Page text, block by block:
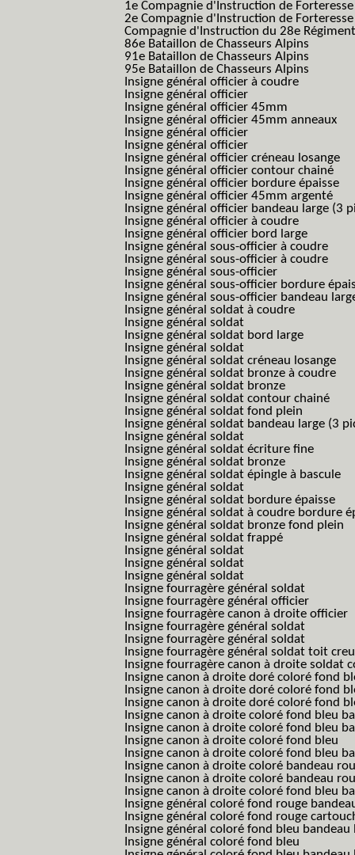
1e Compagnie d'Instruction de
2e Compagnie d'Instruction de
Compagnie d'Instruction du 28e
86e Bataillon de Chasseurs Alpins
91e Bataillon de Chasseurs Alpins
95e Bataillon de Chasseurs Alpins
Insigne général officier à coudre
Insigne général officier
Insigne général officier 45mm
Insigne général officier 45mm anneaux
Insigne général officier
Insigne général officier
Insigne général officier créneau losange
Insigne général officier contour chainé
Insigne général officier bordure épaisse
Insigne général officier 45mm argenté
Insigne général officier bandeau large (3
Insigne général officier à coudre
Insigne général officier bord large
Insigne général sous-officier à coudre
Insigne général sous-officier à coudre
Insigne général sous-officier
Insigne général sous-officier bordure
Insigne général sous-officier bandeau
Insigne général soldat à coudre
Insigne général soldat
Insigne général soldat bord large
Insigne général soldat
Insigne général soldat créneau losange
Insigne général soldat bronze à coudre
Insigne général soldat bronze
Insigne général soldat contour chainé
Insigne général soldat fond plein
Insigne général soldat bandeau large (3
Insigne général soldat
Insigne général soldat écriture fine
Insigne général soldat bronze
Insigne général soldat épingle à bascule
Insigne général soldat
Insigne général soldat bordure épaisse
Insigne général soldat à coudre bordure
Insigne général soldat bronze fond plein
Insigne général soldat frappé
Insigne général soldat
Insigne général soldat
Insigne général soldat
Insigne fourragère général soldat
Insigne fourragère général officier
Insigne fourragère canon à droite officier
Insigne fourragère général soldat
Insigne fourragère général soldat
Insigne fourragère général soldat toit
Insigne fourragère canon à droite soldat
Insigne canon à droite doré coloré fond
Insigne canon à droite doré coloré fond
Insigne canon à droite doré coloré fond
Insigne canon à droite coloré fond bleu
Insigne canon à droite coloré fond bleu
Insigne canon à droite coloré fond bleu
Insigne canon à droite coloré fond bleu
Insigne canon à droite coloré bandeau
Insigne canon à droite coloré bandeau
Insigne canon à droite coloré fond bleu
Insigne général coloré fond rouge
Insigne général coloré fond rouge
Insigne général coloré fond bleu bandeau
Insigne général coloré fond bleu